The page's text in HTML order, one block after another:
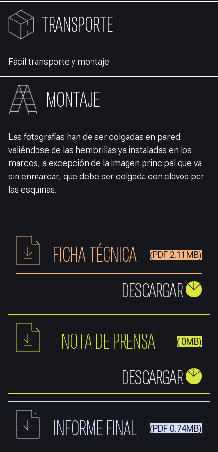
TRANSPORTE
Fácil transporte y montaje
MONTAJE
Las fotografías han de ser colgadas en pared
valiéndose de las hembrillas ya instaladas en los
marcos, a excepción de la imagen principal que va
sin enmarcar, que debe ser colgada con clavos por
las esquinas.
FICHA TÉCNICA (PDF 2.11MB)
DESCARGAR
NOTA DE PRENSA ( 0MB)
DESCARGAR
INFORME FINAL (PDF 0.74MB)